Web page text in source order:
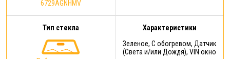
6729AGNHMV
Тип стекла
Характеристики
Зеленое, С обогревом, Датчик
(Света и/или Дождя), VIN окно